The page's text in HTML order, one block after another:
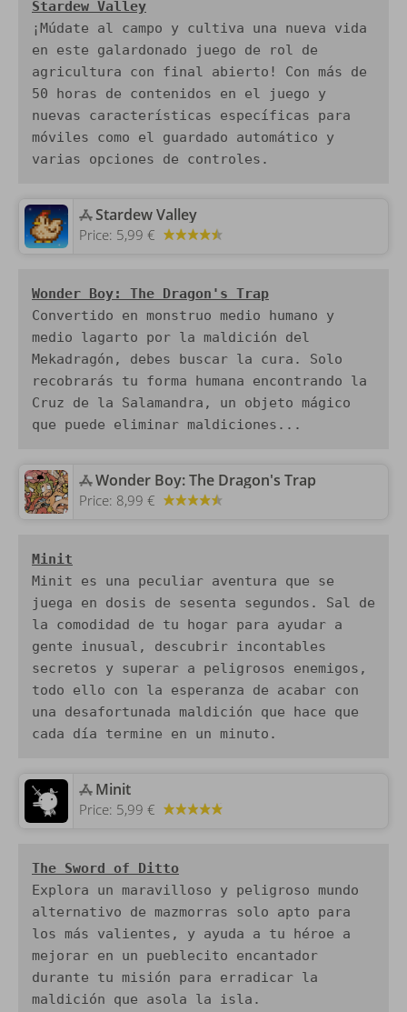
¡Múdate al campo y cultiva una nueva vida
en este galardonado juego de rol de
agricultura con final abierto! Con más de
50 horas de contenidos en el juego y
nuevas características específicas para
móviles como el guardado automático y
varias opciones de controles.
‎Stardew Valley
Price: 5,99 €
Convertido en monstruo medio humano y
medio lagarto por la maldición del
Mekadragón, debes buscar la cura. Solo
recobrarás tu forma humana encontrando la
Cruz de la Salamandra, un objeto mágico
que puede eliminar maldiciones...
‎Wonder Boy: The Dragon's Trap
Price: 8,99 €
Minit
Minit es una peculiar aventura que se
juega en dosis de sesenta segundos. Sal de
la comodidad de tu hogar para ayudar a
gente inusual, descubrir incontables
secretos y superar a peligrosos enemigos,
todo ello con la esperanza de acabar con
una desafortunada maldición que hace que
cada día termine en un minuto.
‎Minit
Price: 5,99 €
Explora un maravilloso y peligroso mundo
alternativo de mazmorras solo apto para
los más valientes, y ayuda a tu héroe a
mejorar en un pueblecito encantador
durante tu misión para erradicar la
maldición que asola la isla.